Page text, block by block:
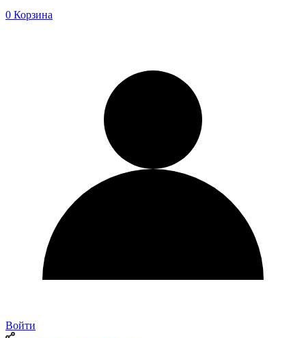
0 Корзина
Войти